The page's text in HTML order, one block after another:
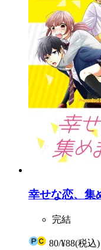
幸せな恋、集
完結
80/¥88(税込)